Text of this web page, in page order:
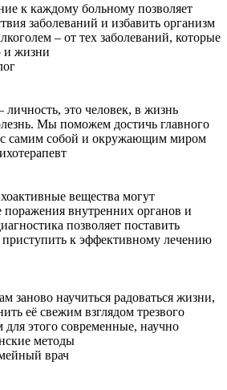
к каждому больному позволяет
заболеваний и избавить организм
– от тех заболеваний, которые
и жизни
это человек, в жизнь
Мы поможем достичь главного
с самим собой и окружающим миром
вещества могут
поражения внутренних органов и
позволяет поставить
к эффективному лечению
заново научиться радоваться жизни,
её свежим взглядом трезвого
этого современные, научно
методы
врач